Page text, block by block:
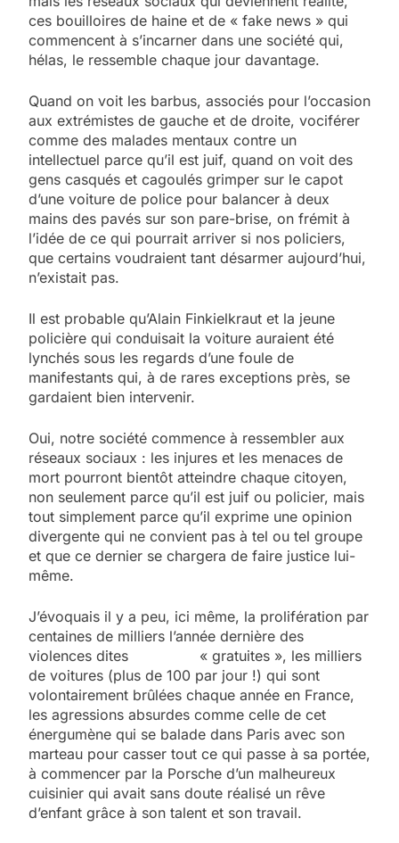
ces bouilloires de haine et de « fake news » qui
commencent à s’incarner dans une société qui,
hélas, le ressemble chaque jour davantage.
Quand on voit les barbus, associés pour l’occasion
aux extrémistes de gauche et de droite, vociférer
comme des malades mentaux contre un
intellectuel parce qu’il est juif, quand on voit des
gens casqués et cagoulés grimper sur le capot
d’une voiture de police pour balancer à deux
mains des pavés sur son pare-brise, on frémit à
l’idée de ce qui pourrait arriver si nos policiers,
que certains voudraient tant désarmer aujourd’hui,
n’existait pas.
Il est probable qu’Alain Finkielkraut et la jeune
policière qui conduisait la voiture auraient été
lynchés sous les regards d’une foule de
manifestants qui, à de rares exceptions près, se
gardaient bien intervenir.
Oui, notre société commence à ressembler aux
réseaux sociaux : les injures et les menaces de
mort pourront bientôt atteindre chaque citoyen,
non seulement parce qu’il est juif ou policier, mais
tout simplement parce qu’il exprime une opinion
divergente qui ne convient pas à tel ou tel groupe
et que ce dernier se chargera de faire justice lui-
même.
J’évoquais il y a peu, ici même, la prolifération par
centaines de milliers l’année dernière des
violences dites « gratuites », les milliers
de voitures (plus de 100 par jour !) qui sont
volontairement brûlées chaque année en France,
les agressions absurdes comme celle de cet
énergumène qui se balade dans Paris avec son
marteau pour casser tout ce qui passe à sa portée,
à commencer par la Porsche d’un malheureux
cuisinier qui avait sans doute réalisé un rêve
d’enfant grâce à son talent et son travail.